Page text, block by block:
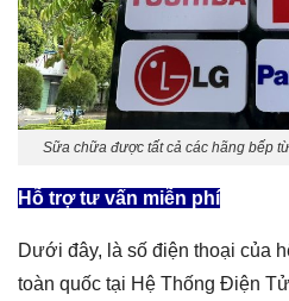
Sữa chữa được tất cả các hãng bếp
Hỗ trợ tư vấn miễn phí
Dưới đây, là số điện thoại của
toàn quốc tại Hệ Thống Điện